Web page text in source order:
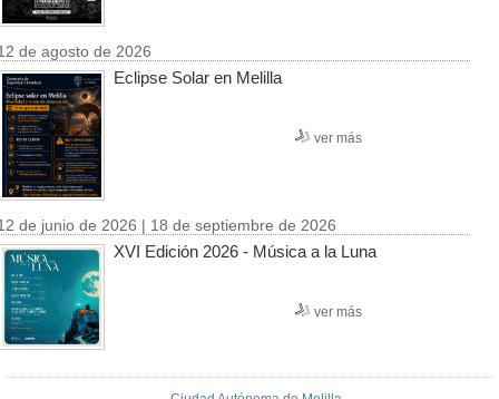
de agosto de 2026
Eclipse Solar en Melilla
ver más
de junio de 2026 | 18 de septiembre de 2026
XVI Edición 2026 - Música a la Luna
ver más